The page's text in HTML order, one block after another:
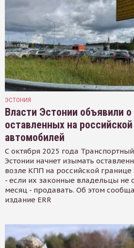
ЭСТОНИЯ
Власти Эстонии объявили
оставленных на
автомобилей
С октября 2025 года
Эстонии начнет изымать
возле КПП на российской
- если их законные владельцы не
месяц - продавать. Об этом
издание ERR